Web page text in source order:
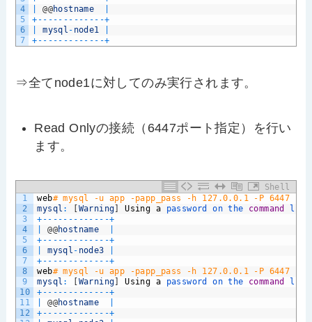
4
5
6
7
@@hostname
+ -- -- -- -- -- -- -+
mysql - node1
+ -- -- -- -- -- -- -+
⇒全てnode1に対してのみ実行されます。
Read Onlyの接続（6447ポート指定）を行い
ます。
Shell
1
2
3
4
5
6
7
8
9
10
11
12
web# mysql -u app -papp_pass -h 127.0.0.1 -P 6447 -e
mysql : Warning Using a password on the command
+ -- -- -- -- -- -- -+
@@hostname
+ -- -- -- -- -- -- -+
mysql - node3
+ -- -- -- -- -- -- -+
web# mysql -u app -papp_pass -h 127.0.0.1 -P 6447 -e
mysql : Warning Using a password on the command
+ -- -- -- -- -- -- -+
@@hostname
+ -- -- -- -- -- -- -+